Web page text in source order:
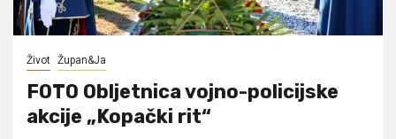
Život Župan&Ja
FOTO Obljetnica vojno-policijske
akcije „Kopački rit“